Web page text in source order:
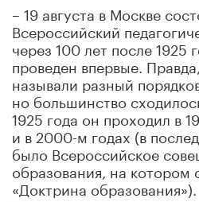
– 19 августа в Москве
Всероссийский
через 100 лет после 1925
проведен впервые.
называли разный
но большинство
1925 года он проходил в
и в 2000-м годах (в
было Всероссийское
образования, на котором
«Доктрина образования»).